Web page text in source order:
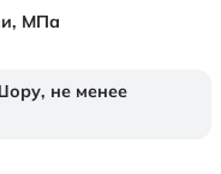
МПа
не менее